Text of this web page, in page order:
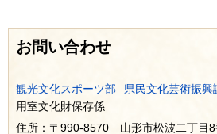
お問い合わせ
観光文化スポーツ部 県民文化芸術振興
用室文化財保存係
住所：〒990-8570 山形市松波二丁目8